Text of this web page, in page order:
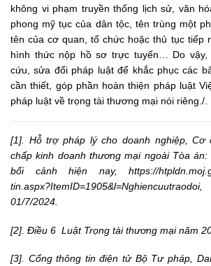
không vi phạm truyền thống lịch sử, văn
phong mỹ tục của dân tộc, tên trùng một
tên của cơ quan, tổ chức hoặc thủ tục tiếp
hình thức nộp hồ sơ trực tuyến… Do vậy,
cứu, sửa đổi pháp luật để khắc phục các
cần thiết, góp phần hoàn thiện pháp luật
pháp luật về trọng tài thương mại nói riêng./.
[1]. Hỗ trợ pháp lý cho doanh nghiệp, Cơ
chấp kinh doanh thương mại ngoài Tòa
bối cảnh hiện nay, https://
01/7/2024.
[2]. Điều 6 Luật Trọng tài thương mại năm
[3]. Cổng thông tin điện tử Bộ Tư pháp,